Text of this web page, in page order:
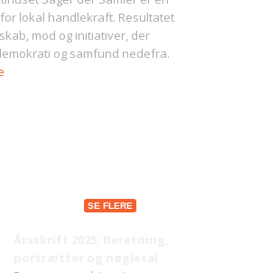
lokal handlekraft. Resultatet
mod og initiativer, der
og samfund nedefra.
SE FLERE